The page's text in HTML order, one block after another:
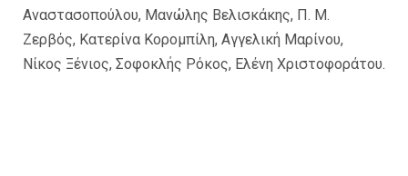
Αναστασοπούλου, Μανώλης Βελισκάκης, Π. Μ.
Ζερβός, Κατερίνα Κοροµπίλη, Αγγελική Μαρίνου,
Νίκος Ξένιος, Σοφοκλής Ρόκος, Ελένη Χριστοφοράτου.